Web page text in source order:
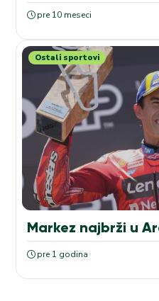
pre 10 meseci
Ostali sportovi
Markez najbrži u
pre 1 godina